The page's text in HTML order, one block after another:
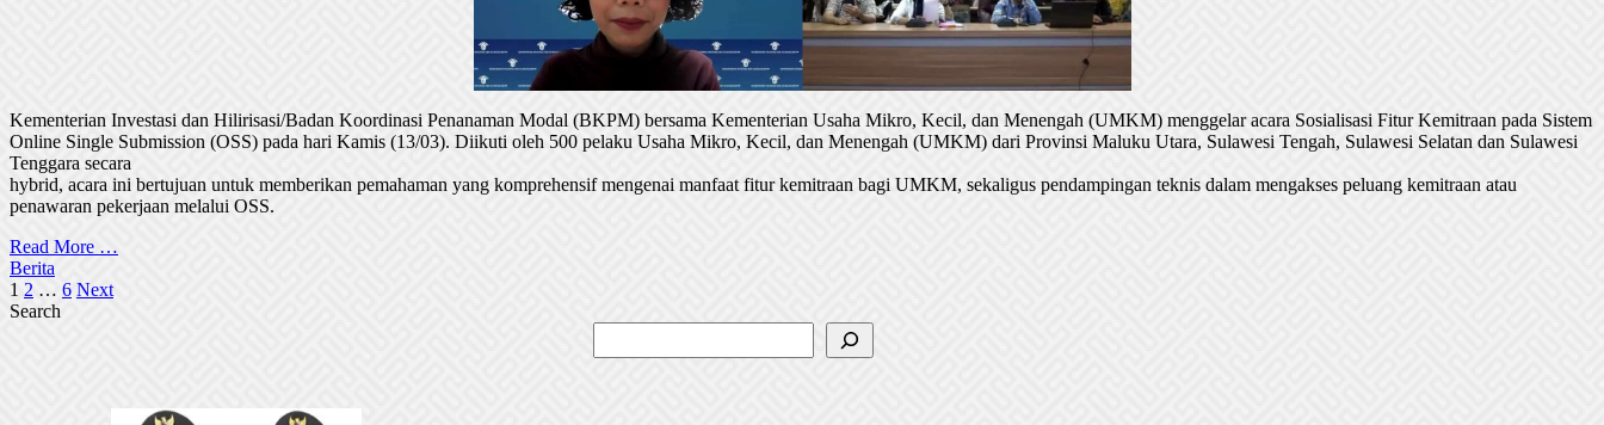
Kementerian Investasi dan Hilirisasi/Badan Koordinasi Penanaman Modal (BKPM) bersama Kementerian Usaha Mikro, Kecil, dan Menengah (UMKM) menggelar acara Sosialisasi Fitur Kemitraan pada Sistem
Online Single Submission (OSS) pada hari Kamis (13/03). Diikuti oleh 500 pelaku Usaha Mikro, Kecil, dan Menengah (UMKM) dari Provinsi Maluku Utara, Sulawesi Tengah, Sulawesi Selatan dan Sulawesi
Tenggara secara
hybrid, acara ini bertujuan untuk memberikan pemahaman yang komprehensif mengenai manfaat fitur kemitraan bagi UMKM, sekaligus pendampingan teknis dalam mengakses peluang kemitraan atau
penawaran pekerjaan melalui OSS.
Read More …
Berita
Posts
pagination
1 2 … 6 Next
Search